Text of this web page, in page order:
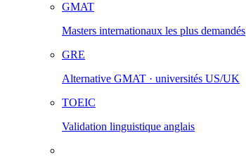
GMAT
Masters internationaux les plus demandés
GRE
Alternative GMAT · universités US/UK
TOEIC
Validation linguistique anglais